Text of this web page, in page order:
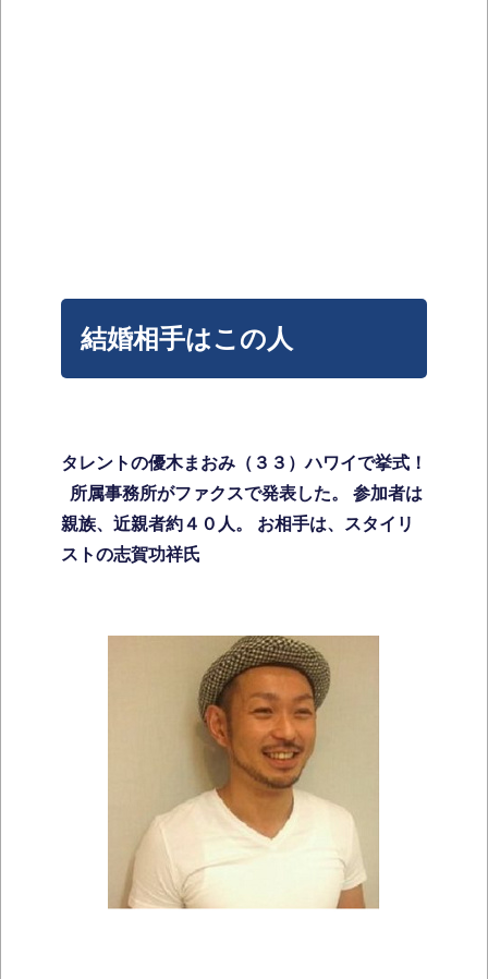
結婚相手はこの人
タレントの優木まおみ（３３）ハワイで挙式！
所属事務所がファクスで発表した。 参加者は
親族、近親者約４０人。 お相手は、スタイリ
ストの志賀功祥氏